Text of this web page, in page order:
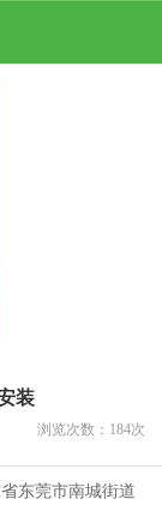
装
浏览次数： 184次
东莞市南城街道